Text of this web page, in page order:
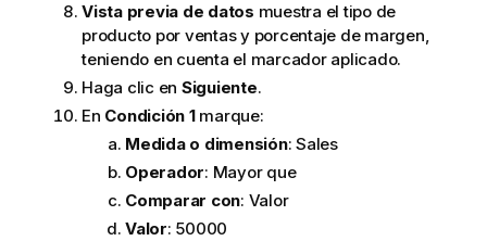
Vista previa de datos muestra el tipo de
producto por ventas y porcentaje de margen,
teniendo en cuenta el marcador aplicado.
Haga clic en Siguiente.
En Condición 1marque:
Medida o dimensión: Sales
Operador: Mayor que
Comparar con: Valor
Valor: 50000